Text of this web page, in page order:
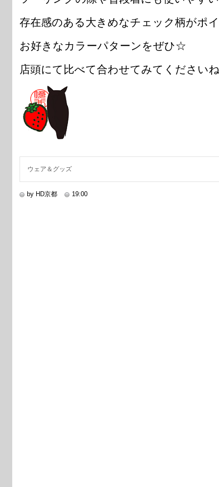
存在感のある大きめなチェック柄がポ
お好きなカラーパターンをぜひ☆
店頭にて比べて合わせてみてください
ウェア＆グッズ
by HD京都 19:00